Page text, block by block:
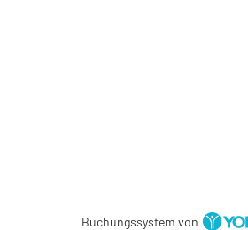
Buchungssystem von